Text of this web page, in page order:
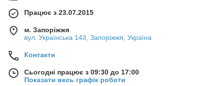
Працює з 23.07.2015
м. Запоріжжя
вул. Українська 143, Запоріжжя, Україна
Контакти
Сьогодні працює з 09:30 до 17:00
Показати весь графік роботи